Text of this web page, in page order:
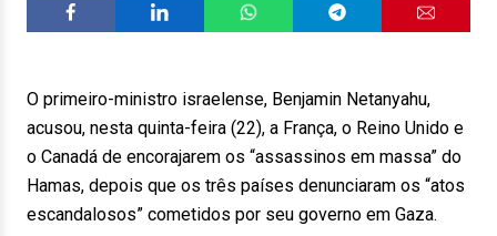
O primeiro-ministro israelense, Benjamin Netanyahu,
acusou, nesta quinta-feira (22), a França, o Reino Unido e
o Canadá de encorajarem os “assassinos em massa” do
Hamas, depois que os três países denunciaram os “atos
escandalosos” cometidos por seu governo em Gaza.